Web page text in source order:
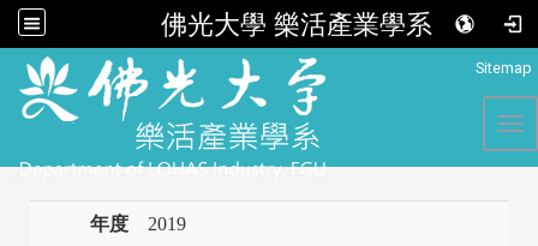
佛光大學 樂活產業學系
Sitemap
年度 2019